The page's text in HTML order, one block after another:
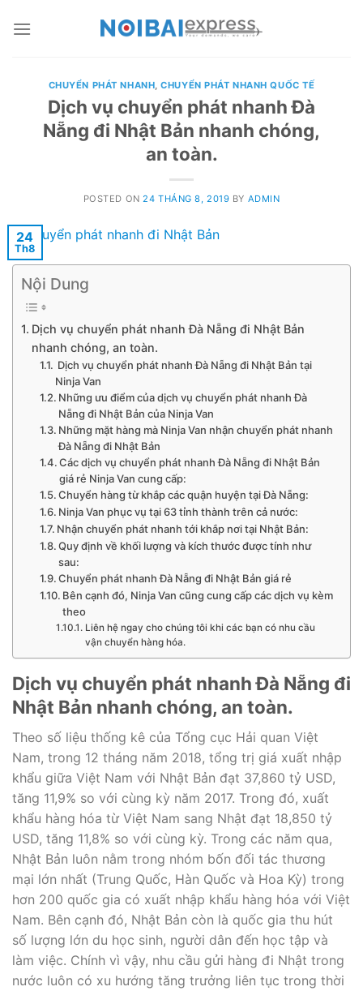
CHUYỂN PHÁT NHANH,CHUYỂN PHÁT NHANH QUỐC TẾ
Dịch vụ chuyển phát nhanh Đà
Nẵng đi Nhật Bản nhanh chóng,
an toàn.
POSTED ON 24 THÁNG 8, 2019 BY ADMIN
24
Th8
Nội Dung
Dịch vụ chuyển phát nhanh Đà Nẵng đi Nhật Bản
nhanh chóng, an toàn.
Dịch vụ chuyển phát nhanh Đà Nẵng đi Nhật Bản tại
Ninja Van
Những ưu điểm của dịch vụ chuyển phát nhanh Đà
Nẵng đi Nhật Bản của Ninja Van
Những mặt hàng mà Ninja Van nhận chuyển phát nhanh
Đà Nẵng đi Nhật Bản
Các dịch vụ chuyển phát nhanh Đà Nẵng đi Nhật Bản
giá rẻ Ninja Van cung cấp:
Chuyển hàng từ khắp các quận huyện tại Đà Nẵng:
Ninja Van phục vụ tại 63 tỉnh thành trên cả nước:
Nhận chuyển phát nhanh tới khắp nơi tại Nhật Bản:
Quy định về khối lượng và kích thước được tính như
sau:
Chuyển phát nhanh Đà Nẵng đi Nhật Bản giá rẻ
Bên cạnh đó, Ninja Van cũng cung cấp các dịch vụ kèm
theo
Liên hệ ngay cho chúng tôi khi các bạn có nhu cầu
vận chuyển hàng hóa.
Dịch vụ chuyển phát nhanh Đà Nẵng đi
Nhật Bản nhanh chóng, an toàn.
Theo số liệu thống kê của Tổng cục Hải quan Việt
Nam, trong 12 tháng năm 2018, tổng trị giá xuất nhập
khẩu giữa Việt Nam với Nhật Bản đạt 37,860 tỷ USD,
tăng 11,9% so với cùng kỳ năm 2017. Trong đó, xuất
khẩu hàng hóa từ Việt Nam sang Nhật đạt 18,850 tỷ
USD, tăng 11,8% so với cùng kỳ. Trong các năm qua,
Nhật Bản luôn nằm trong nhóm bốn đối tác thương
mại lớn nhất (Trung Quốc, Hàn Quốc và Hoa Kỳ) trong
hơn 200 quốc gia có xuất nhập khẩu hàng hóa với Việt
Nam. Bên cạnh đó, Nhật Bản còn là quốc gia thu hút
số lượng lớn du học sinh, người dân đến học tập và
làm việc. Chính vì vậy, nhu cầu gửi hàng đi Nhật trong
nước luôn có xu hướng tăng trưởng liên tục trong thời